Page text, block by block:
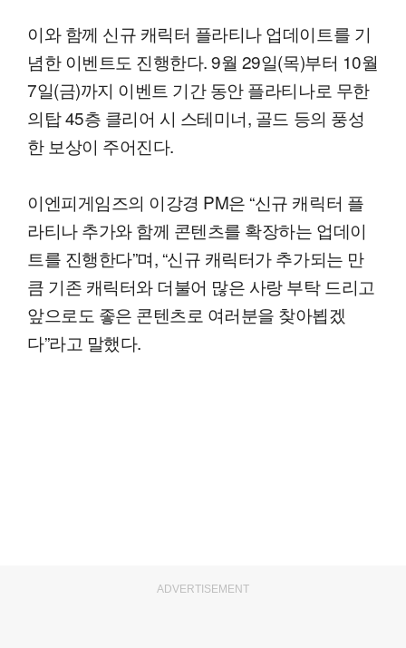
이와 함께 신규 캐릭터 플라티나 업데이트를 기
념한 이벤트도 진행한다. 9월 29일(목)부터 10월
7일(금)까지 이벤트 기간 동안 플라티나로 무한
의탑 45층 클리어 시 스테미너, 골드 등의 풍성
한 보상이 주어진다.
이엔피게임즈의 이강경 PM은 “신규 캐릭터 플
라티나 추가와 함께 콘텐츠를 확장하는 업데이
트를 진행한다”며, “신규 캐릭터가 추가되는 만
큼 기존 캐릭터와 더불어 많은 사랑 부탁 드리고
앞으로도 좋은 콘텐츠로 여러분을 찾아뵙겠
다”라고 말했다.
ADVERTISEMENT